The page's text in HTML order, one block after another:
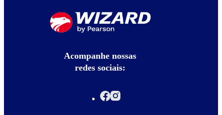
Acompanhe nossas
redes sociais: